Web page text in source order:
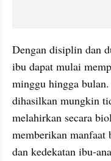
Dengan disiplin dan
ibu dapat mulai
minggu hingga
dihasilkan mungkin
melahirkan secara
memberikan manfaat
dan kedekatan ibu-